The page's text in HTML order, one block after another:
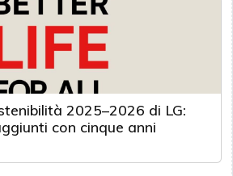
2025–2026 di LG:
con cinque anni